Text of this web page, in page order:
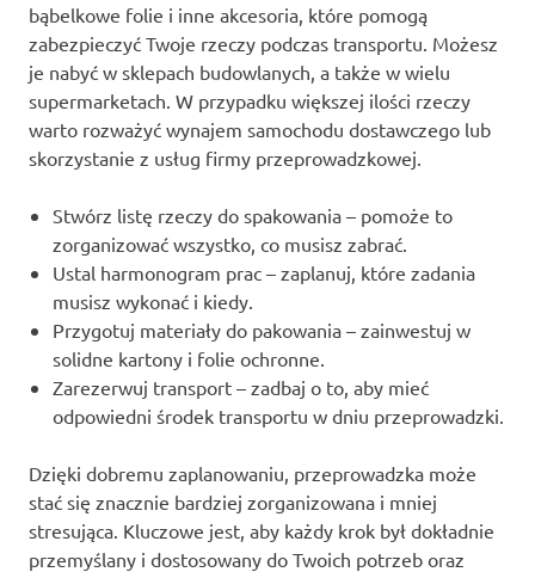
bąbelkowe folie i inne akcesoria, które pomogą
zabezpieczyć Twoje rzeczy podczas transportu. Możesz
je nabyć w sklepach budowlanych, a także w wielu
supermarketach. W przypadku większej ilości rzeczy
warto rozważyć wynajem samochodu dostawczego lub
skorzystanie z usług firmy przeprowadzkowej.
Stwórz listę rzeczy do spakowania – pomoże to
zorganizować wszystko, co musisz zabrać.
Ustal harmonogram prac – zaplanuj, które zadania
musisz wykonać i kiedy.
Przygotuj materiały do pakowania – zainwestuj w
solidne kartony i folie ochronne.
Zarezerwuj transport – zadbaj o to, aby mieć
odpowiedni środek transportu w dniu przeprowadzki.
Dzięki dobremu zaplanowaniu, przeprowadzka może
stać się znacznie bardziej zorganizowana i mniej
stresująca. Kluczowe jest, aby każdy krok był dokładnie
przemyślany i dostosowany do Twoich potrzeb oraz